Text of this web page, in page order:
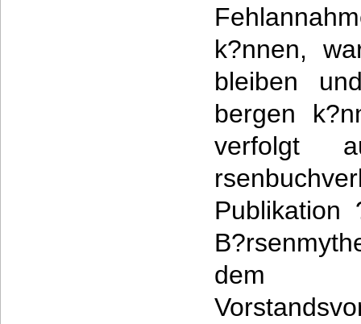
k?nnen,
bleiben
bergen
verfolgt
Publikation
dem